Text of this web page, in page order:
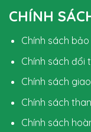
CHÍNH
Chính sách
Chính sách đổi
Chính sách
Chính sách
Chính sách